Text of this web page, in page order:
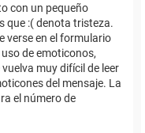
con un pequeño
que :( denota tristeza.
verse en el formulario
de emoticonos,
muy difícil de leer
del mensaje. La
el número de